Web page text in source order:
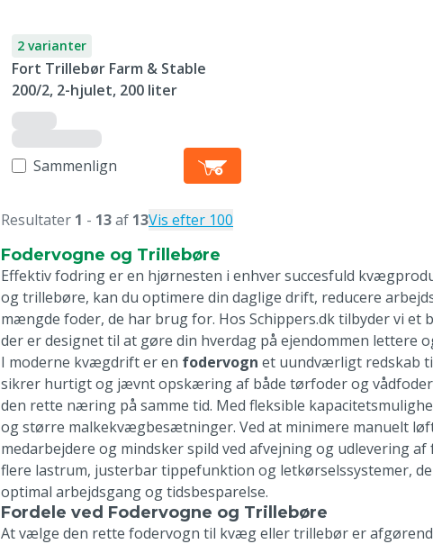
2 varianter
Fort Trillebør Farm & Stable
200/2, 2-hjulet, 200 liter
Sammenlign
Resultater 1 - 13af 13Vis efter 100
Fodervogne og Trillebøre
Effektiv fodring er en hjørnesten i enhver succesfuld
og trillebøre, kan du optimere din daglige drift, reducere
mængde foder, de har brug for. Hos Schippers.dk tilbyder vi
der er designet til at gøre din hverdag på ejendommen lettere
I moderne kvægdrift er en fodervogn et uundværligt redskab
sikrer hurtigt og jævnt opskæring af både tørfoder og
den rette næring på samme tid. Med fleksible
og større malkekvægbesætninger. Ved at minimere manuelt
medarbejdere og mindsker spild ved afvejning og udlevering
flere lastrum, justerbar tippefunktion og letkørselssystemer,
optimal arbejdsgang og tidsbesparelse.
Fordele ved Fodervogne og Trillebøre
At vælge den rette fodervogn til kvæg eller trillebør er